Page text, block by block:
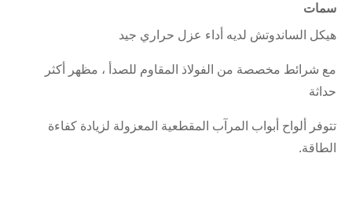
سمات
هيكل الساندوتش لديه أداء عزل حراري جيد
مع شرائط مخصصة من الفولاذ المقاوم للصدأ ، مظهر أكثر
حداثة
تتوفر ألواح أبواب المرآب المقطعية المعزولة لزيادة كفاءة
الطاقة.